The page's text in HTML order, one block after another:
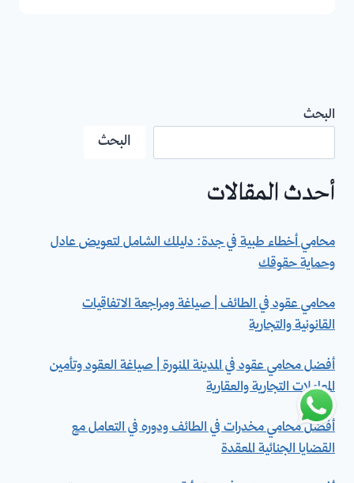
البحث
البحث
أحدث المقالات
محامي أخطاء طبية في جدة: دليلك الشامل لتعويض عادل
وحماية حقوقك
محامي عقود في الطائف | صياغة ومراجعة الاتفاقيات
القانونية والتجارية
أفضل محامي عقود في المدينة المنورة | صياغة العقود وتأمين
المعاملات التجارية والعقارية
أفضل محامي مخدرات في الطائف ودوره في التعامل مع
القضايا الجنائية المعقدة